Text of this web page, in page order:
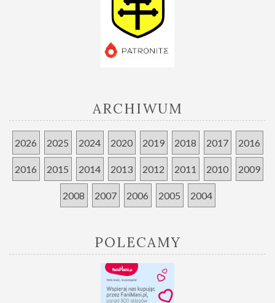
ARCHIWUM
2026 2025 2024 2020 2019 2018 2017 2016
2016 2015 2014 2013 2012 2011 2010 2009
2008 2007 2006 2005 2004
POLECAMY